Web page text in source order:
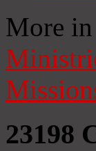
More
23198